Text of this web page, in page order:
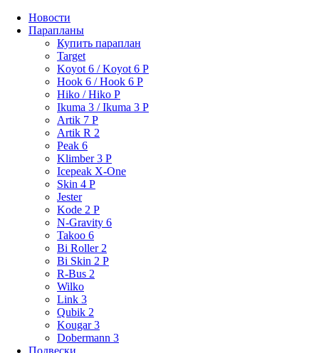
Новости
Парапланы
Купить параплан
Target
Koyot 6 / Koyot 6 P
Hook 6 / Hook 6 P
Hiko / Hiko P
Ikuma 3 / Ikuma 3 P
Artik 7 P
Artik R 2
Peak 6
Klimber 3 P
Icepeak X-One
Skin 4 P
Jester
Kode 2 P
N-Gravity 6
Takoo 6
Bi Roller 2
Bi Skin 2 P
R-Bus 2
Wilko
Link 3
Qubik 2
Kougar 3
Dobermann 3
Подвески